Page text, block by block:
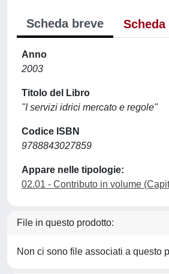
Scheda breve
Anno
2003
Titolo del Libro
"I servizi idrici mercato e regole"
Codice ISBN
9788843027859
Appare nelle tipologie:
02.01 - Contributo in volume
File in questo prodotto:
Non ci sono file associati a questo